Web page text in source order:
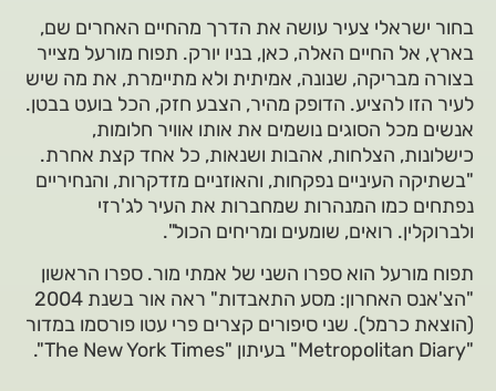
בחור ישראלי צעיר עושה את הדרך מהחיים האחרים שם,
בארץ, אל החיים האלה, כאן, בניו יורק. תפוח מורעל מצייר
בצורה מבריקה, שנונה, אמיתית ולא מתיימרת, את מה שיש
לעיר הזו להציע. הדופק מהיר, הצבע חזק, הכל בועט בבטן.
אנשים מכל הסוגים נושמים את אותו אוויר חלומות,
כישלונות, הצלחות, אהבות ושנאות, כל אחד קצת אחרת.
"בשתיקה העיניים נפקחות, והאוזניים מזדקרות, והנחיריים
נפתחים כמו המנהרות שמחברות את העיר לג'רזי
ולברוקלין. רואים, שומעים ומריחים הכול".
תפוח מורעל הוא ספרו השני של אמתי מור. ספרו הראשון
"הצ'אנס האחרון: מסע התאבדות" ראה אור בשנת 2004
(הוצאת כרמל). שני סיפורים קצרים פרי עטו פורסמו במדור
"Metropolitan Diary" בעיתון "The New York Times".